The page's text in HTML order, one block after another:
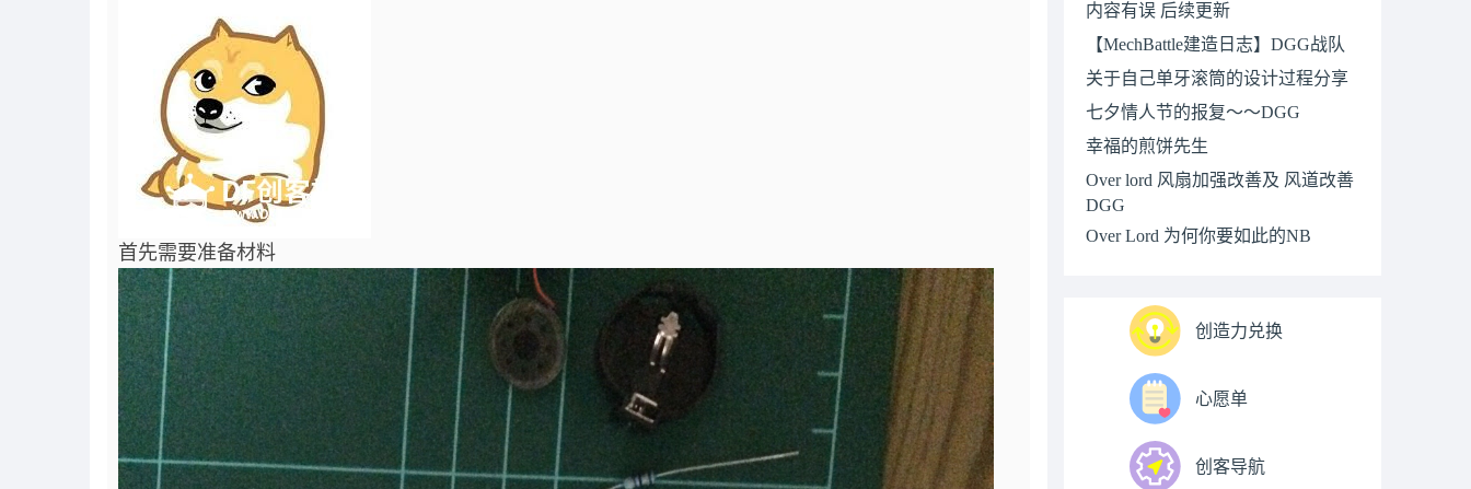
首先需要准备材料
内容有误 后续更新
【MechBattle建造日志】DGG战队
关于自己单牙滚筒的设计过程分享
七夕情人节的报复～～DGG
幸福的煎饼先生
Over lord 风扇加强改善及 风道改善
DGG
Over Lord 为何你要如此的NB
创造力兑换
心愿单
创客导航